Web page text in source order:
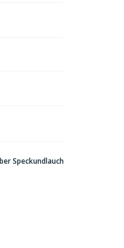
Speckundlauch